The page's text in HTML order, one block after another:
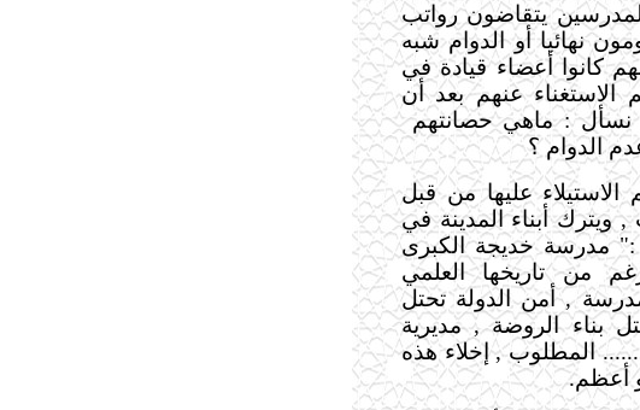
يتقاضون رواتب
نهائيا أو الدوام شبه
كانوا أعضاء قيادة في
الاستغناء عنهم بعد أن
نسأل : ماهي حصانتهم
الدوام ؟
عليها من قبل
أبناء المدينة في
مدرسة خديجة الكبرى
من تاريخها العلمي
, أمن الدولة تحتل
الروضة , مديرية
المطلوب , إخلاء هذه
أعظم.